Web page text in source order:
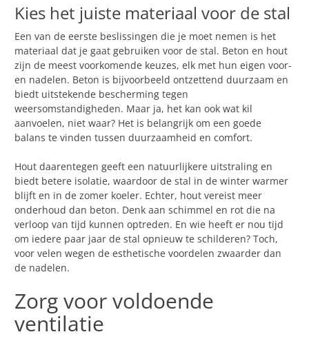
Kies het juiste materiaal voor de stal
Een van de eerste beslissingen die je moet nemen is het
materiaal dat je gaat gebruiken voor de stal. Beton en hout
zijn de meest voorkomende keuzes, elk met hun eigen voor-
en nadelen. Beton is bijvoorbeeld ontzettend duurzaam en
biedt uitstekende bescherming tegen
weersomstandigheden. Maar ja, het kan ook wat kil
aanvoelen, niet waar? Het is belangrijk om een goede
balans te vinden tussen duurzaamheid en comfort.
Hout daarentegen geeft een natuurlijkere uitstraling en
biedt betere isolatie, waardoor de stal in de winter warmer
blijft en in de zomer koeler. Echter, hout vereist meer
onderhoud dan beton. Denk aan schimmel en rot die na
verloop van tijd kunnen optreden. En wie heeft er nou tijd
om iedere paar jaar de stal opnieuw te schilderen? Toch,
voor velen wegen de esthetische voordelen zwaarder dan
de nadelen.
Zorg voor voldoende
ventilatie